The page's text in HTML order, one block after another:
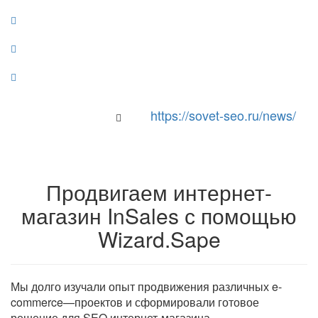
https://sovet-seo.ru/news/
Toggle Navigation
Продвигаем интернет-
магазин InSales с помощью
Wizard.Sape
Мы долго изучали опыт продвижения различных e-
commerce—проектов и сформировали готовое